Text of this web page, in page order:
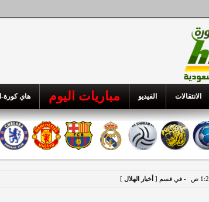
الانتقالات الفيديو مباريات اليوم هاي كورة-
- في قسم [ أخبار الهلال ]